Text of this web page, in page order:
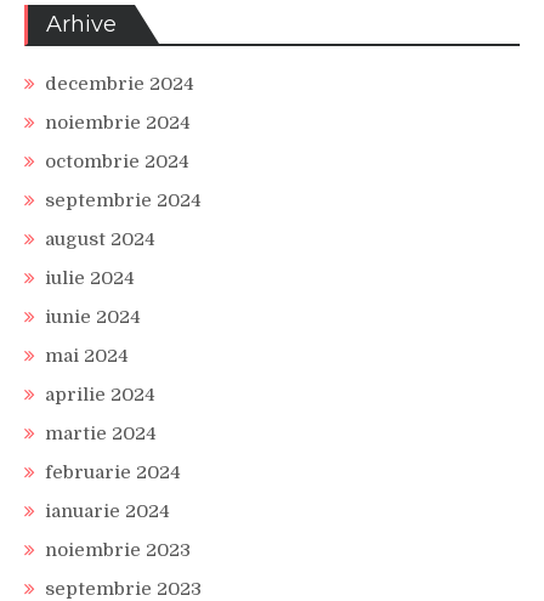
Arhive
decembrie 2024
noiembrie 2024
octombrie 2024
septembrie 2024
august 2024
iulie 2024
iunie 2024
mai 2024
aprilie 2024
martie 2024
februarie 2024
ianuarie 2024
noiembrie 2023
septembrie 2023